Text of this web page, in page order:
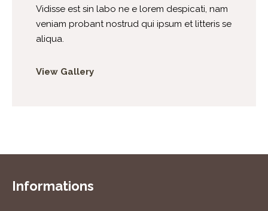
Vidisse est sin labo ne e lorem despicati, nam
veniam probant nostrud qui ipsum et litteris se
aliqua.
View Gallery
Informations